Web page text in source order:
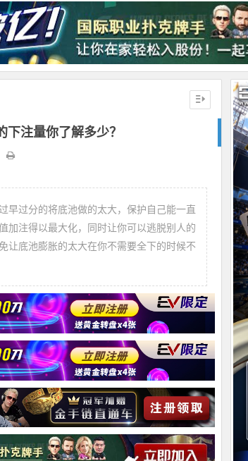
注量你了解多少？
早过分的将底池做的太大，保护自己能一直
加注得以最大化，同时让你可以逃脱别人的
让底池膨胀的太大在你不需要全下的时候不